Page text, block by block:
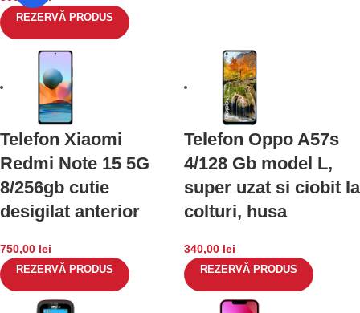
REZERVĂ PRODUS
Telefon Xiaomi
Redmi Note 15 5G
8/256gb cutie
desigilat anterior
750,00 lei
REZERVĂ PRODUS
Telefon Oppo A57s
4/128 Gb model L,
super uzat si ciobit la
colturi, husa
340,00 lei
REZERVĂ PRODUS